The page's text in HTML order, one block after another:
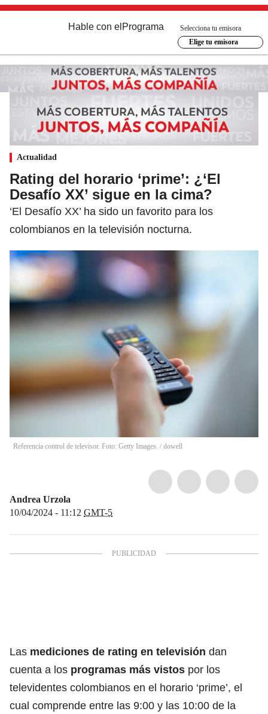
Hable con el Programa
Selecciona tu emisora
Elige tu emisora
Actualidad
Rating del horario ‘prime’: ¿‘El
Desafío XX’ sigue en la cima?
‘El Desafío XX’ ha sido un favorito para los
colombianos en la televisión nocturna.
Referencia control de televisor. Foto: Getty Images. / dowell
Andrea Urzola
10/04/2024 - 11:12 GMT-5
Las mediciones de rating en televisión dan
cuenta a los programas más vistos por los
televidentes colombianos en el horario ‘prime’, el
cual comprende entre las 9:00 y las 10:00 de la